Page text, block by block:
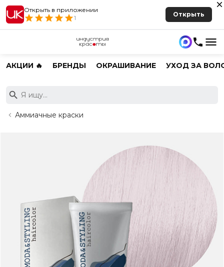
Открыть в приложении
1
Открыть
АКЦИИ 🔥 БРЕНДЫ ОКРАШИВАНИЕ УХОД ЗА
Аммиачные краски